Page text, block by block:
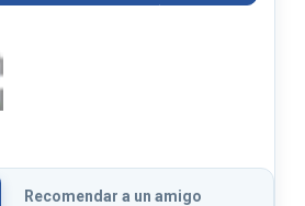
Recomendar a un amigo